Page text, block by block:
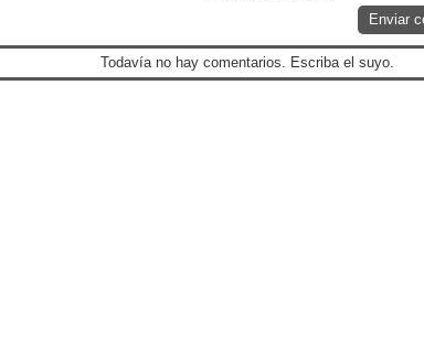
Enviar
Todavía no hay comentarios. Escriba el suyo.